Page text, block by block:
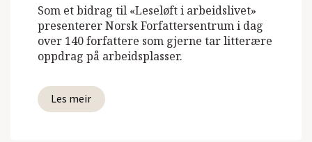
Som et bidrag til «Leseløft i arbeidslivet»
presenterer Norsk Forfattersentrum i dag
over 140 forfattere som gjerne tar litterære
oppdrag på arbeidsplasser.
Les meir